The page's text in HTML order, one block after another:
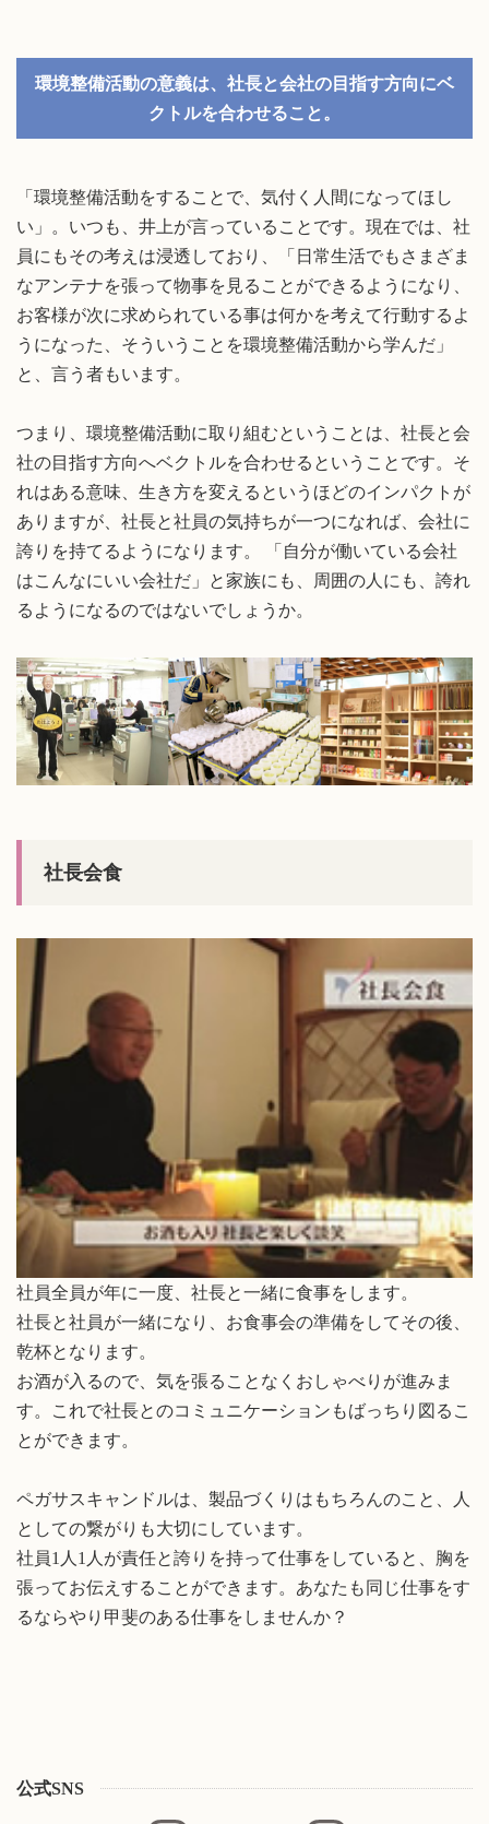
環境整備活動の意義は、社長と会社の目指す方向にベ
クトルを合わせること。
「環境整備活動をすることで、気付く人間になってほし
い」。いつも、井上が言っていることです。現在では、社
員にもその考えは浸透しており、「日常生活でもさまざま
なアンテナを張って物事を見ることができるようになり、
お客様が次に求められている事は何かを考えて行動するよ
うになった、そういうことを環境整備活動から学んだ」
と、言う者もいます。
つまり、環境整備活動に取り組むということは、社長と会
社の目指す方向へベクトルを合わせるということです。そ
れはある意味、生き方を変えるというほどのインパクトが
ありますが、社長と社員の気持ちが一つになれば、会社に
誇りを持てるようになります。 「自分が働いている会社
はこんなにいい会社だ」と家族にも、周囲の人にも、誇れ
るようになるのではないでしょうか。
社長会食
社員全員が年に一度、社長と一緒に食事をします。
社長と社員が一緒になり、お食事会の準備をしてその後、
乾杯となります。
お酒が入るので、気を張ることなくおしゃべりが進みま
す。これで社長とのコミュニケーションもばっちり図るこ
とができます。
ペガサスキャンドルは、製品づくりはもちろんのこと、人
としての繋がりも大切にしています。
社員1人1人が責任と誇りを持って仕事をしていると、胸を
張ってお伝えすることができます。あなたも同じ仕事をす
るならやり甲斐のある仕事をしませんか？
公式SNS